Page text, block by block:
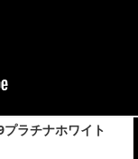
ラチナホワイト